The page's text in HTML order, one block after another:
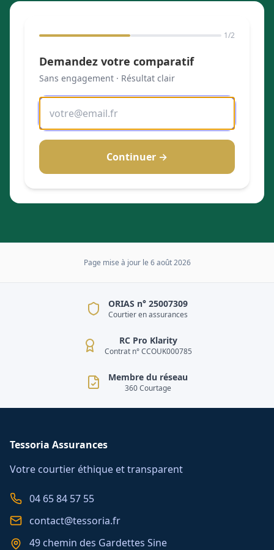
1/2
Demandez votre comparatif
Sans engagement · Résultat clair
Continuer →
Page mise à jour le 6 août 2026
ORIAS n° 25007309
Courtier en assurances
RC Pro Klarity
Contrat n° CCOUK000785
Membre du réseau
360 Courtage
Tessoria Assurances
Votre courtier éthique et transparent
04 65 84 57 55
contact@tessoria.fr
49 chemin des Gardettes Sine